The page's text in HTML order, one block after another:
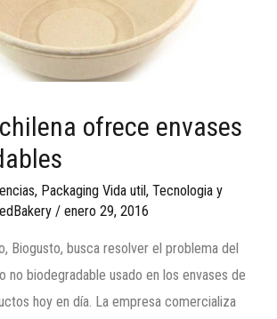
ofrece envases
, Packaging Vida util,Tecnologia y
/enero 29, 2016
Biogusto, busca resolver el problema del
no biodegradable usado en los envases de
hoy en día. La empresa comercializa